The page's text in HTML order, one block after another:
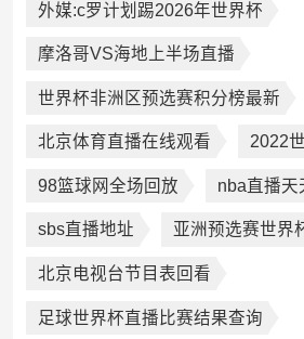
外媒:c罗计划踢2026年世界杯
摩洛哥VS海地上半场直播
世界杯非洲区预选赛积分榜最新
北京体育直播在线观看 2022
98篮球网全场回放 nba直播天
sbs直播地址 亚洲预选赛世界
北京电视台节目表回看
足球世界杯直播比赛结果查询